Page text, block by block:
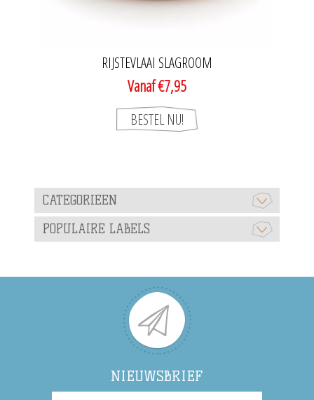
RIJSTEVLAAI SLAGROOM
Vanaf €7,95
CATEGORIEEN
POPULAIRE LABELS
NIEUWSBRIEF